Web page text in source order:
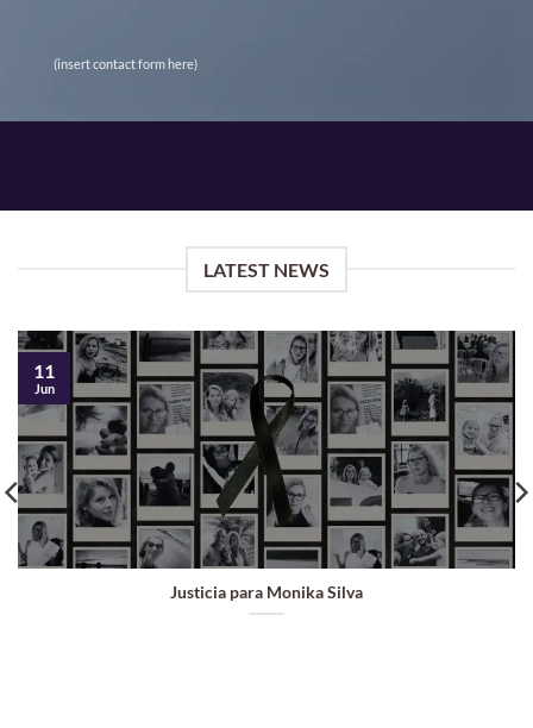
(insert contact form here)
LATEST NEWS
Justicia para Monika Silva
11
Jun